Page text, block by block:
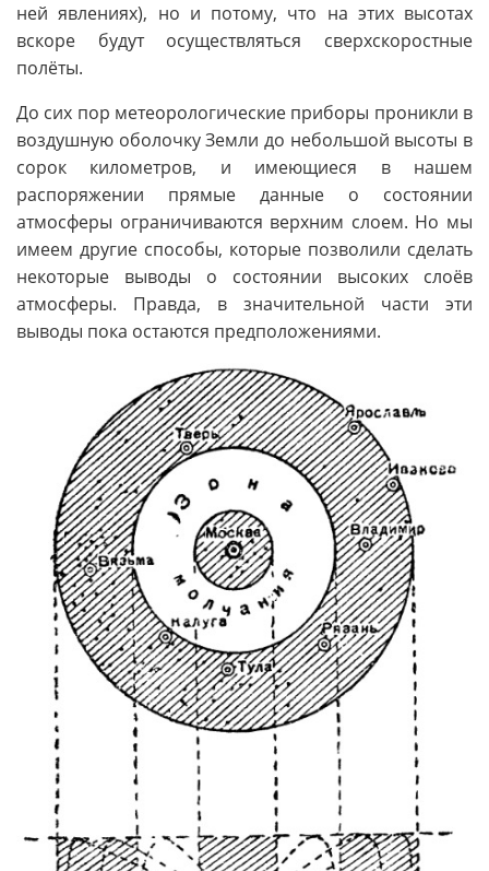
ней явлениях), но и потому, что на этих высотах
вскоре будут осуществляться сверхскоростные
полёты.
До сих пор метеорологические приборы проникли в
воздушную оболочку Земли до небольшой высоты в
сорок километров, и имеющиеся в нашем
распоряжении прямые данные о состоянии
атмосферы ограничиваются верхним слоем. Но мы
имеем другие способы, которые позволили сделать
некоторые выводы о состоянии высоких слоёв
атмосферы. Правда, в значительной части эти
выводы пока остаются предположениями.